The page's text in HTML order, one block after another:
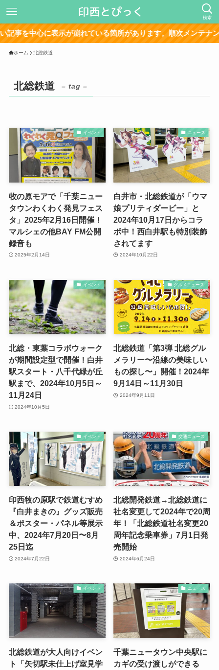
検索
中心に表示が崩れている箇所があります。順次メンテナンス中
ホーム 北総鉄道
北総鉄道 – tag –
イベント
牧の原モアで「千葉ニュー
タウンわくわく発見フェス
タ」2025年2月16日開催！
マルシェの他BAY FM公開
録音も
2025年2月14日
ニュース
白井市・北総鉄道が「ウマ
娘プリティダービー」と
2024年10月17日からコラ
ボ中！西白井駅も特別装飾
されてます
2024年10月22日
イベント
北総・東葉コラボウォーク
が期間設定型で開催！白井
駅スタート・八千代緑が丘
駅まで、2024年10月5日～
11月24日
2024年10月5日
グルメニュース
北総鉄道「第3弾 北総グル
メラリー〜沿線の美味しい
もの探し〜」開催！2024年
9月14日～11月30日
2024年9月11日
イベント
印西牧の原駅で鉄道むすめ
『白井まきの』グッズ販売
＆ポスター・パネル等展示
中、2024年7月20日〜8月
25日迄
2024年7月22日
交通ニュース
北総開発鉄道→北総鉄道に
社名変更して2024年で20周
年！「北総鉄道社名変更20
周年記念乗車券」7月1日発
売開始
2024年6月24日
イベント
北総鉄道が大人向けイベン
ト「矢切駅未仕上げ室見学
ニュース
千葉ニュータウン中央駅に
カギの受け渡しができる